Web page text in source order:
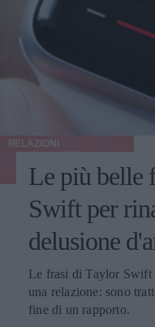
RELAZIONI
Le più belle
Swift per
delusione
Le frasi di Taylor Swift
una relazione: sono
fine di un rapporto.